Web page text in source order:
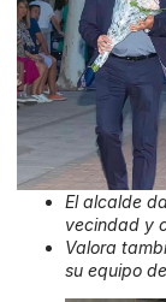
El alcalde
vecindad y
Valora
su equipo